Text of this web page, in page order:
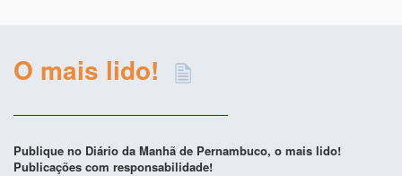
O mais lido!
Publique no Diário da Manhã de Pernambuco, o mais lido!
Publicações com responsabilidade!